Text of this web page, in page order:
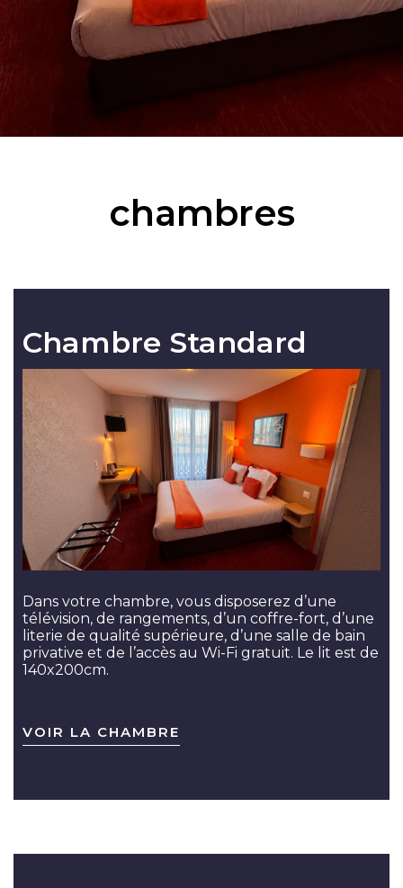
chambres
Chambre Standard
Dans votre chambre, vous disposerez d’une
télévision, de rangements, d’un coffre-fort, d’une
literie de qualité supérieure, d’une salle de bain
privative et de l’accès au Wi-Fi gratuit. Le lit est de
140x200cm.
VOIR LA CHAMBRE